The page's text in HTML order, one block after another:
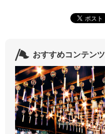
おすすめコンテンツ